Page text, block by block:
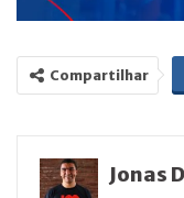
Compartilhar
Jonas